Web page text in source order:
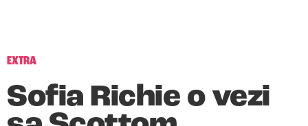
EXTRA
Sofia Richie o vezi